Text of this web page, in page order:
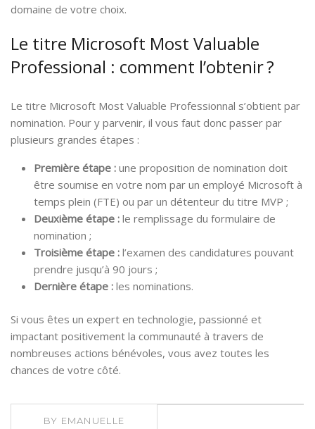
domaine de votre choix.
Le titre Microsoft Most Valuable
Professional : comment l’obtenir ?
Le titre Microsoft Most Valuable Professionnal s’obtient par
nomination. Pour y parvenir, il vous faut donc passer par
plusieurs grandes étapes :
Première étape : une proposition de nomination doit
être soumise en votre nom par un employé Microsoft à
temps plein (FTE) ou par un détenteur du titre MVP ;
Deuxième étape : le remplissage du formulaire de
nomination ;
Troisième étape : l’examen des candidatures pouvant
prendre jusqu’à 90 jours ;
Dernière étape : les nominations.
Si vous êtes un expert en technologie, passionné et
impactant positivement la communauté à travers de
nombreuses actions bénévoles, vous avez toutes les
chances de votre côté.
BY EMANUELLE